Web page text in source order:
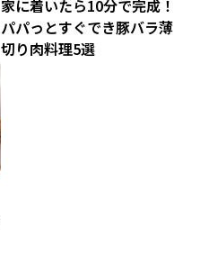
家に着いたら10分で完成！
パパっとすぐでき豚バラ薄
切り肉料理5選